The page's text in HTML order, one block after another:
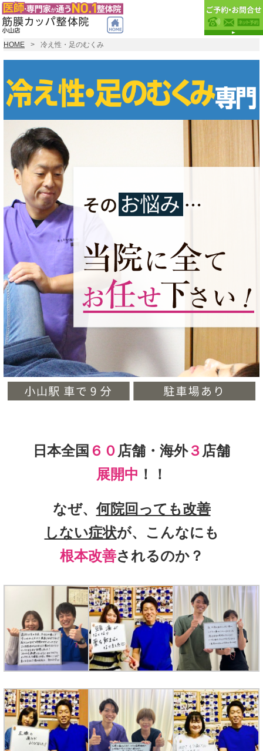
HOME 冷え性・足のむくみ
日本全国 ６０ 店舗・海外３ 店舗
展開中 ！！
なぜ、何院回っても改善
しない症状が、こんなにも
根本改善されるのか？